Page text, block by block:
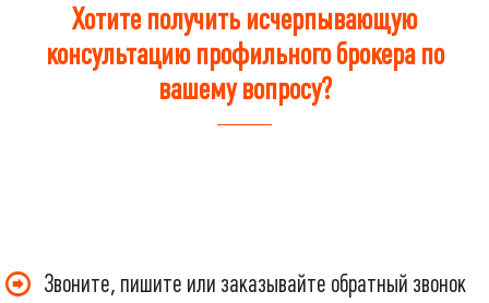
Хотите получить исчерпывающую
консультацию профильного брокера по
вашему вопросу?
Звоните, пишите или заказывайте обратный звонок